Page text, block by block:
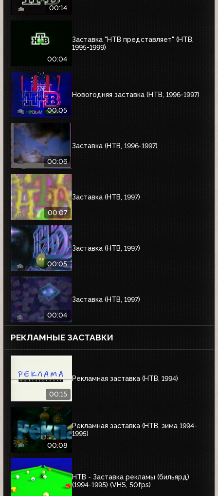
00:14
00:04
Заставка "НТВ представляет" (НТВ,
1995-1999)
00:05
Новогодняя заставка (НТВ, 1996-1997)
00:06
Заставка (НТВ, 1996-1997)
00:07
Заставка (НТВ, 1997)
00:05
Заставка (НТВ, 1997)
00:04
Заставка (НТВ, 1997)
РЕКЛАМНЫЕ ЗАСТАВКИ
00:15
Рекламная заставка (НТВ, 1994)
00:08
Рекламная заставка (НТВ, зима 1994-
1995)
НТВ - Заставка рекламы (бильярд)
(1994-1995) (VHS, 50fps)